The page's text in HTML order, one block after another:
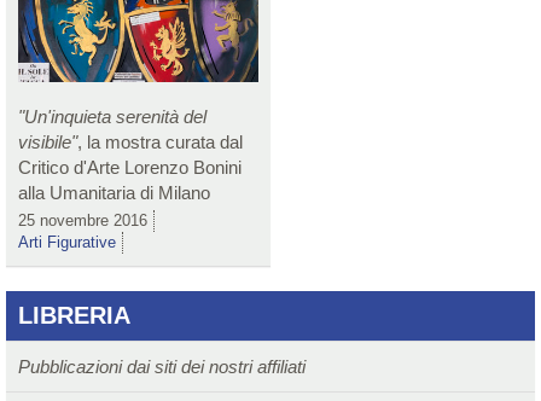
"Un'inquieta serenità del
visibile", la mostra curata dal
Critico d'Arte Lorenzo Bonini
alla Umanitaria di Milano
25 novembre 2016
Arti Figurative
LIBRERIA
Pubblicazioni dai siti dei nostri affiliati